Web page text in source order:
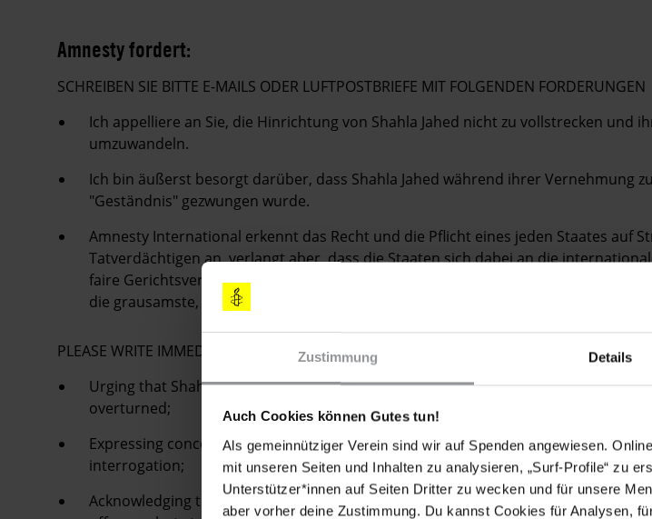
Zustimmung Details
Auch Cookies können Gutes tun!
Als gemeinnütziger Verein sind wir auf Spenden angewiesen.
mit unseren Seiten und Inhalten zu analysieren, „Surf-Profile“ zu
Unterstützer*innen auf Seiten Dritter zu wecken und für unsere
aber vorher deine Zustimmung. Du kannst Cookies für Analysen,
Amnesty fordert:
SCHREIBEN SIE BITTE E-MAILS ODER LUFTPOSTBRIEFE MIT FOLGENDEN FORDERUNGEN
Ich appelliere an Sie, die Hinrichtung von Shahla Jahed nicht zu vollstrecken und
umzuwandeln.
Ich bin äußerst besorgt darüber, dass Shahla Jahed während ihrer Vernehmung
"Geständnis" gezwungen wurde.
Amnesty International erkennt das Recht und die Pflicht eines jeden Staates auf
Tatverdächtigen an, verlangt aber, dass die Staaten sich dabei an die
faire Gerichtsverfahren halten. Amnesty International lehnt die Todesstrafe
die grausamste, unmenschlichste und erniedrigendste aller Strafen darstellt.
PLEASE WRITE IMMEDIATELY
Urging that Shahla Jahed’s execution be halted immediately and that her death
overturned;
Expressing concern that she may have been coerced into making a "confession"
interrogation;
Acknowledging that governments have a responsibility to bring to justice those